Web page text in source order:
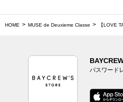
HOME MUSE de Deuxieme Classe 【LOVE
パスワード